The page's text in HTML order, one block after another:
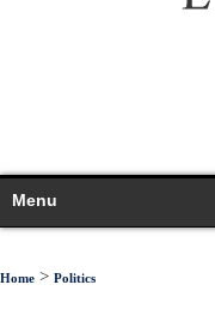
Menu
Home > Politics